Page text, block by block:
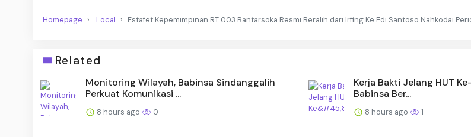
Homepage Local Estafet Kepemimpinan RT 003 Bantarsoka Resmi Beralih dari Irfing Ke Edi Santoso Nahkodai
Related
Monitoring Wilayah, Babinsa Sindanggalih
Perkuat Komunikasi ...
8 hours ago 0
Kerja Bakti Jelang HUT
Babinsa Ber...
8 hours ago 1